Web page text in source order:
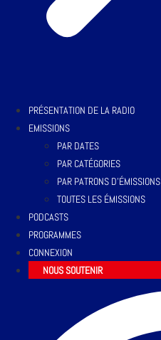
PRÉSENTATION DE LA RADIO
EMISSIONS
PAR DATES
PAR CATÉGORIES
PAR PATRONS D’ÉMISSIONS
TOUTES LES ÉMISSIONS
PODCASTS
PROGRAMMES
CONNEXION
NOUS SOUTENIR